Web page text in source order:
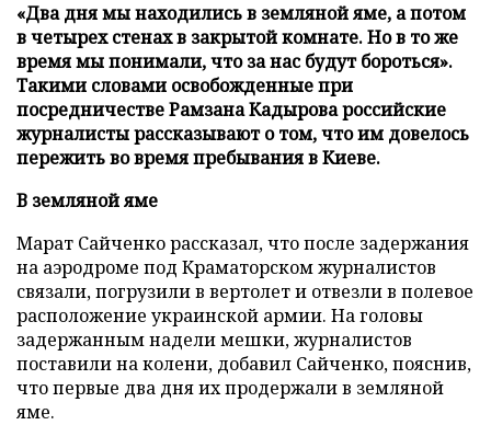
«Два дня мы находились в земляной яме, а потом
в четырех стенах в закрытой комнате. Но в то же
время мы понимали, что за нас будут бороться».
Такими словами освобожденные при
посредничестве Рамзана Кадырова российские
журналисты рассказывают о том, что им довелось
пережить во время пребывания в Киеве.
В земляной яме
Марат Сайченко рассказал, что после задержания
на аэродроме под Краматорском журналистов
связали, погрузили в вертолет и отвезли в полевое
расположение украинской армии. На головы
задержанным надели мешки, журналистов
поставили на колени, добавил Сайченко, пояснив,
что первые два дня их продержали в земляной
яме.